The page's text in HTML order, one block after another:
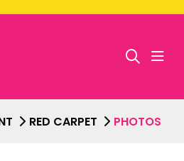
RED CARPET PHOTOS